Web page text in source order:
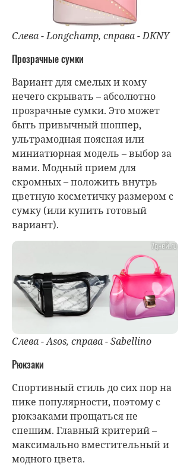
Слева - Longchamp, справа - DKNY
Прозрачные сумки
Вариант для смелых и кому
нечего скрывать – абсолютно
прозрачные сумки. Это может
быть привычный шоппер,
ультрамодная поясная или
миниатюрная модель – выбор за
вами. Модный прием для
скромных – положить внутрь
цветную косметичку размером с
сумку (или купить готовый
вариант).
Слева - Asos, справа - Sabellino
Рюкзаки
Спортивный стиль до сих пор на
пике популярности, поэтому с
рюкзаками прощаться не
спешим. Главный критерий –
максимально вместительный и
модного цвета.